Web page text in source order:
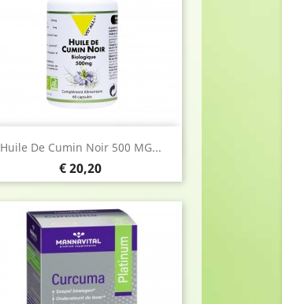
Huile De Cumin Noir 500 MG...
Prijs
€ 20,20
Snel bekijken